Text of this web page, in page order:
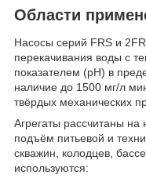
Области
Насосы серий FRS и
перекачивания воды с
показателем (рН) в
наличие до 1500 мг/л
твёрдых механических
Агрегаты рассчитаны
подъём питьевой и
скважин, колодцев,
используются: